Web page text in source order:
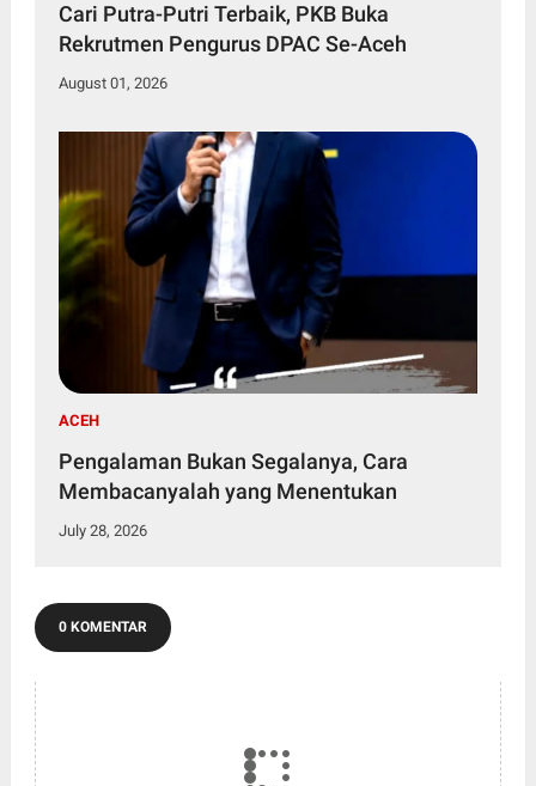
Cari Putra-Putri Terbaik, PKB Buka
Rekrutmen Pengurus DPAC Se-Aceh
August 01, 2026
ACEH
Pengalaman Bukan Segalanya, Cara
Membacanyalah yang Menentukan
July 28, 2026
0 KOMENTAR